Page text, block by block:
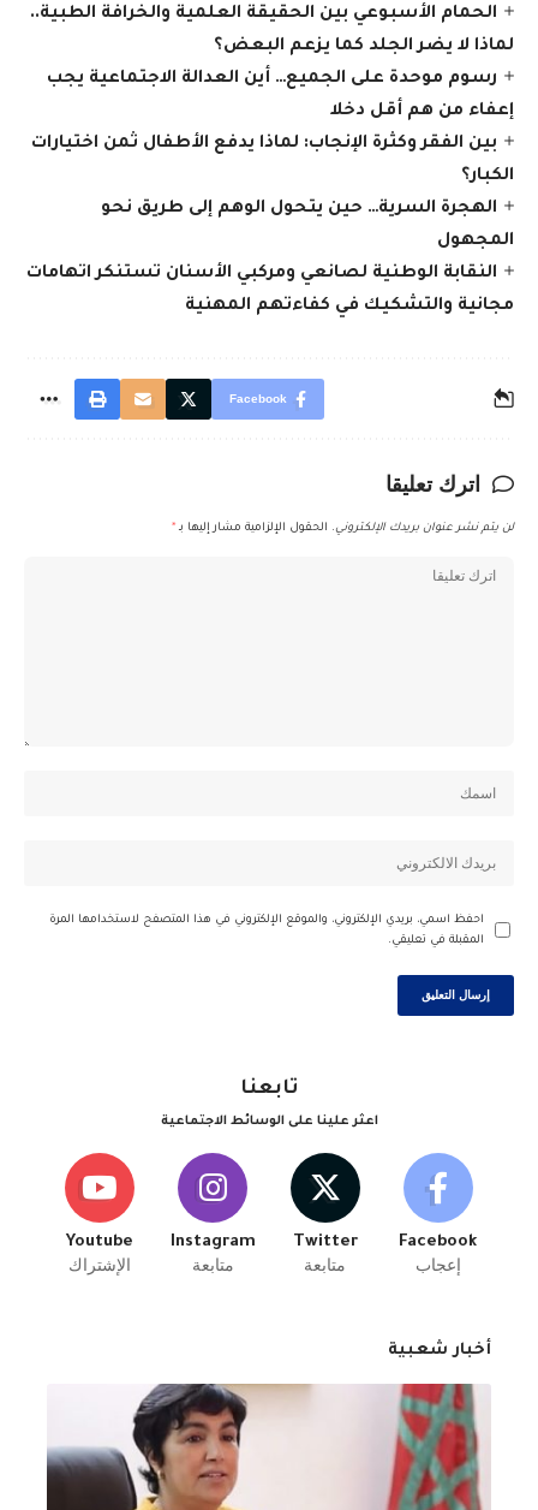
الحمام الأسبوعي بين الحقيقة العلمية والخرافة الطبية..
لماذا لا يضر الجلد كما يزعم البعض؟
رسوم موحدة على الجميع… أين العدالة الاجتماعية يجب
إعفاء من هم أقل دخلا
بين الفقر وكثرة الإنجاب: لماذا يدفع الأطفال ثمن اختيارات
الكبار؟
الهجرة السرية… حين يتحول الوهم إلى طريق نحو
المجهول
النقابة الوطنية لصانعي ومركبي الأسنان تستنكر اتهامات
مجانية والتشكيك في كفاءتهم المهنية
Facebook
اترك تعليقا
لن يتم نشر عنوان بريدك الإلكتروني. الحقول الإلزامية مشار إليها بـ *
احفظ اسمي، بريدي الإلكتروني، والموقع الإلكتروني في هذا المتصفح لاستخدامها المرة
المقبلة في تعليقي.
تابعنا
اعثر علينا على الوسائط الاجتماعية
Facebook
إعجاب
Twitter
متابعة
Instagram
متابعة
Youtube
الإشتراك
أخبار شعبية